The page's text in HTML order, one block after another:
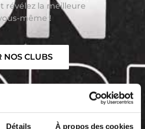
Détails À propos des cookies
révélez la meilleure
même !
NOS CLUBS